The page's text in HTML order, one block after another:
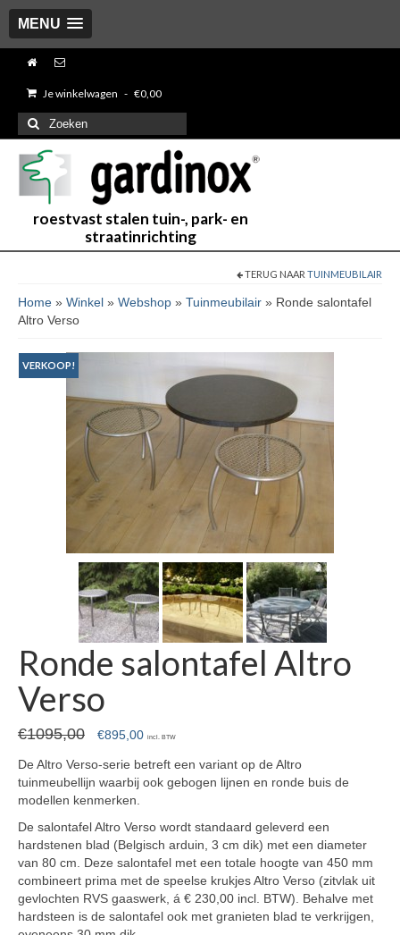
MENU
Je winkelwagen - €0,00
Zoeken
naar:
roestvast stalen tuin-, park- en
straatinrichting
TERUG NAAR TUINMEUBILAIR
Home » Winkel » Webshop » Tuinmeubilair » Ronde salontafel
Altro Verso
VERKOOP!
Ronde salontafel Altro
Verso
€1095,00
Oorspronkelijke
was:
€1095,00.
€895,00Huidige
is:
€895,00.
incl. BTW
De Altro Verso-serie betreft een variant op de Altro
tuinmeubellijn waarbij ook gebogen lijnen en ronde buis de
modellen kenmerken.
De salontafel Altro Verso wordt standaard geleverd een
hardstenen blad (Belgisch arduin, 3 cm dik) met een diameter
van 80 cm. Deze salontafel met een totale hoogte van 450 mm
combineert prima met de speelse krukjes Altro Verso (zitvlak uit
gevlochten RVS gaaswerk, á € 230,00 incl. BTW). Behalve met
hardsteen is de salontafel ook met granieten blad te verkrijgen,